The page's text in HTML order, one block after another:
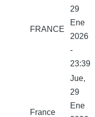
FRANCE
29
Ene
2026
-
23:39
France
Jue,
29
Ene